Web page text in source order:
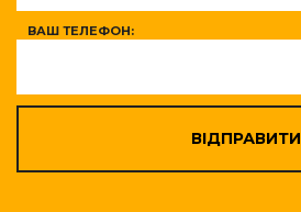
ВАШ ТЕЛЕФОН:
ВІДПРАВИТИ